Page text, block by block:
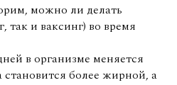
можно ли делать
так и ваксинг) во время
в организме меняется
более жирной, а